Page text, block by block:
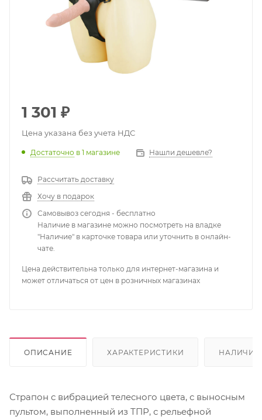
1 301 ₽
Цена указана без учета НДС
Достаточно в 1 магазине Нашли дешевле?
Рассчитать доставку
Хочу в подарок
Самовывоз сегодня - бесплатно
Наличие в магазине можно посмотреть на владке
"Наличие" в карточке товара или уточнить в онлайн-
чате.
Цена действительна только для интернет-магазина и
может отличаться от цен в розничных магазинах
ОПИСАНИЕ ХАРАКТЕРИСТИКИ НАЛИЧИЕ
Страпон с вибрацией телесного цвета, с выносным
пультом, выполненный из ТПР, с рельефной